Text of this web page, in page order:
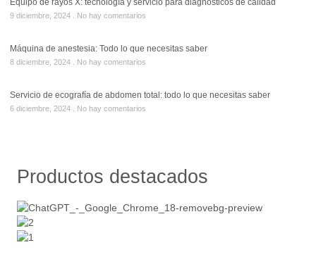
Equipo de rayos X: tecnología y servicio para diagnósticos de calidad
9 diciembre, 2024 No hay comentarios
Máquina de anestesia: Todo lo que necesitas saber
8 diciembre, 2024 No hay comentarios
Servicio de ecografía de abdomen total: todo lo que necesitas saber
6 diciembre, 2024 No hay comentarios
Productos destacados